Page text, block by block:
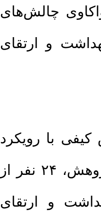
چالش‌های
و ارتقای
با رویکرد
تحلیل محتوای قراردادی می‌باشد. در این پژوهش، ۲۴ نفر از
و ارتقای